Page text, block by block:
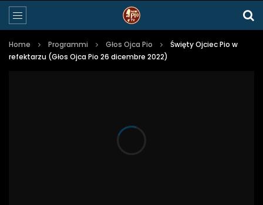
Home Programmi Głos Ojca Pio
Święty Ojciec Pio w
refektarzu (Głos Ojca Pio 26 dicembre 2022)